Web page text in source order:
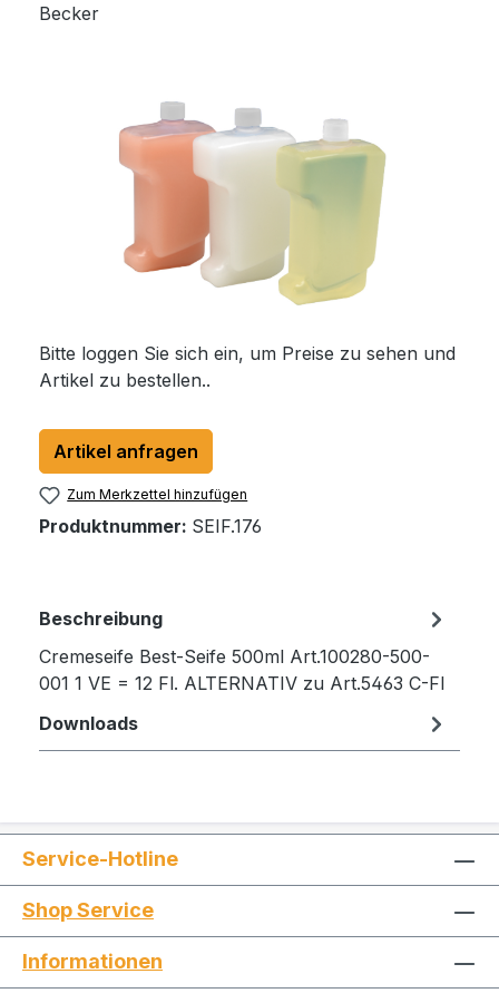
Becker
Bitte loggen Sie sich ein, um Preise zu sehen und
Artikel zu bestellen..
Artikel anfragen
Zum Merkzettel hinzufügen
Produktnummer: SEIF.176
Beschreibung
Cremeseife Best-Seife 500ml Art.100280-500-
001 1 VE = 12 Fl. ALTERNATIV zu Art.5463 C-Fl
Downloads
Service-Hotline
Shop Service
Informationen